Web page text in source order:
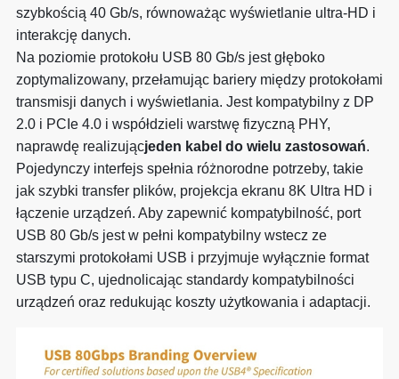
szybkością 40 Gb/s, równoważąc wyświetlanie ultra-HD i
interakcję danych.
Na poziomie protokołu USB 80 Gb/s jest głęboko
zoptymalizowany, przełamując bariery między protokołami
transmisji danych i wyświetlania. Jest kompatybilny z DP
2.0 i PCIe 4.0 i współdzieli warstwę fizyczną PHY,
naprawdę realizującjeden kabel do wielu zastosowań.
Pojedynczy interfejs spełnia różnorodne potrzeby, takie
jak szybki transfer plików, projekcja ekranu 8K Ultra HD i
łączenie urządzeń. Aby zapewnić kompatybilność, port
USB 80 Gb/s jest w pełni kompatybilny wstecz ze
starszymi protokołami USB i przyjmuje wyłącznie format
USB typu C, ujednolicając standardy kompatybilności
urządzeń oraz redukując koszty użytkowania i adaptacji.